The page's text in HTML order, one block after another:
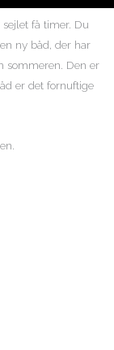
få timer. Du
ny båd, der har
sommeren. Den er
er det fornuftige